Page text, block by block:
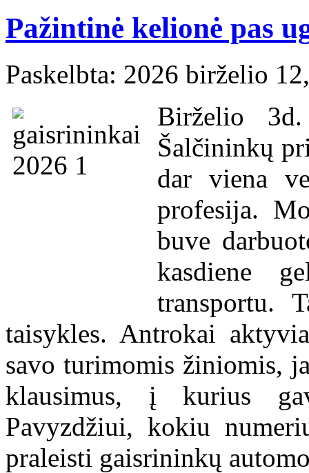
Pažintinė kelionė pas
Paskelbta: 2026 birželio
Birželio
Šalčininkų
dar viena
profesija.
buve
kasdiene
transportu.
taisykles. Antrokai
savo turimomis žiniomis,
klausimus, į kurius
Pavyzdžiui, kokiu
praleisti gaisrininkų